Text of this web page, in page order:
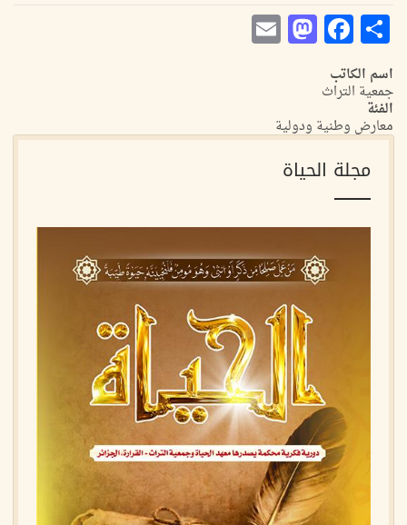
Share
Facebook
Mastodon
اسم الكاتب
جمعية التراث
الفئة
معارض وطنية ودولية
مجلة الحياة